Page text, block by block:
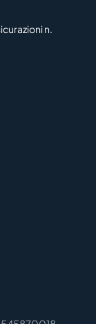
n.